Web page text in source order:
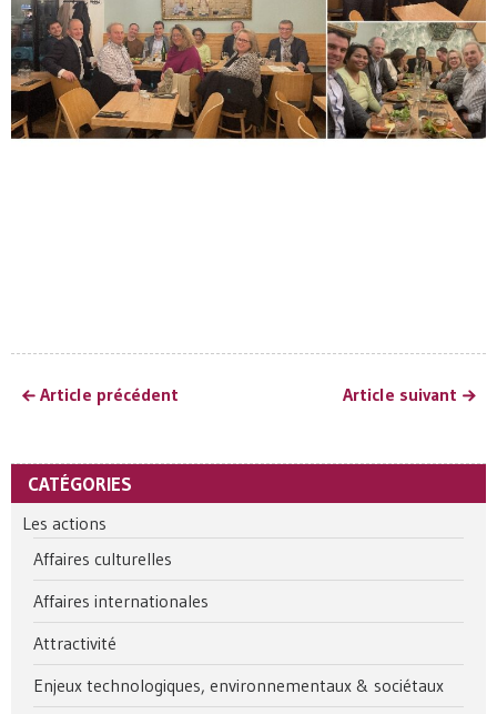
Article précédent Article suivant
CATÉGORIES
Les actions
Affaires culturelles
Affaires internationales
Attractivité
Enjeux technologiques, environnementaux & sociétaux